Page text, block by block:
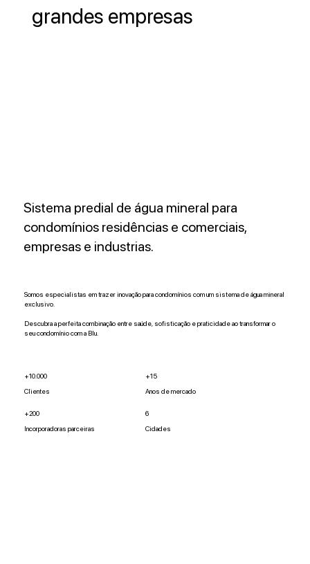
grandes empresas
Sistema predial de água mineral para
condomínios residências e comerciais,
empresas e industrias.
Somos especialistas em trazer inovação para condomínios com um sistema de água mineral
exclusivo.
Descubra a perfeita combinação entre saúde, sofisticação e praticidade ao transformar o
seu condomínio com a Blu.
+10.000
Clientes
+15
Anos de mercado
+200
Incorporadoras parceiras
6
Cidades